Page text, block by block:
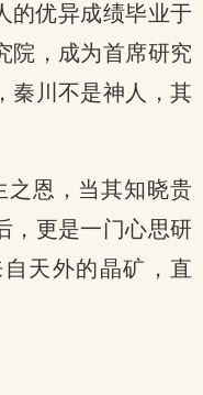
优异成绩毕业于
院，成为首席研究
秦川不是神人，其
之恩，当其知晓贵
，更是一门心思研
天外的晶矿，直